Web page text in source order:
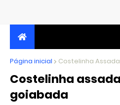
JORNALISMO INDEPENDENTE,
CRÍTICO
Página inicial Costelinha Assada
Costelinha
goiabada